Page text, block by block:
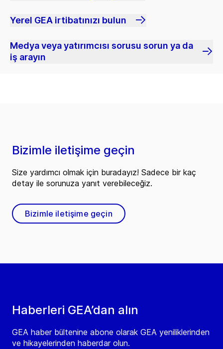
Yerel GEA irtibatınızı bulun
Medya veya yatırımcısı sorusu sorun ya da
iş arayın
Haberleri GEA’dan alın
GEA haber bültenine abone olarak GEA yeniliklerinden
ve hikayelerinden haberdar olun.
Bizimle iletişime geçin
Size yardımcı olmak için buradayız! Sadece bir kaç
detay ile sorunuza yanıt verebileceğiz.
Bizimle iletişime geçin